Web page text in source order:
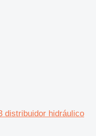
distribuidor hidráulico